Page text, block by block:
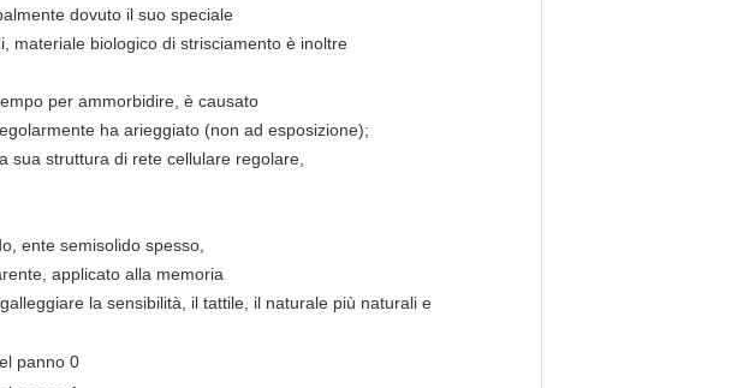
dovuto il suo speciale
materiale biologico di strisciamento è inoltre
per ammorbidire, è causato
ha arieggiato (non ad esposizione);
sua struttura di rete cellulare regolare,
ente semisolido spesso,
applicato alla memoria
la sensibilità, il tattile, il naturale più naturali e